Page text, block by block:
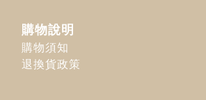
購物說明
購物須知
退換貨政策